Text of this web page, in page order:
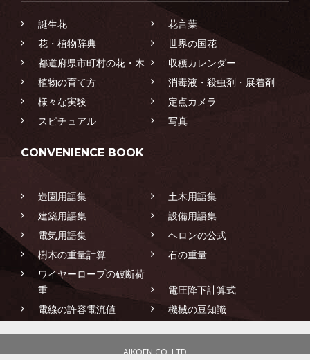
誕生花
花言葉
花・植物辞典
世界の国花
都道府県市町村の花・木
収穫カレンダー
植物の育て方
消毒液・殺虫剤・展着剤
様々な実験
定点カメラ
スピチュアル
写真
CONVENIENCE BOOK
造園用語集
土木用語集
建築用語集
設備用語集
電気用語集
ヘロンの公式
樹木の重量計算
石の重量
ワイヤーロープの破断荷
重
電圧降下計算式
電線の許容電流値
機械の豆知識
AIKOEN CO.,LTD